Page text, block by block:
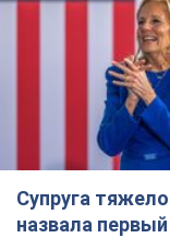
Супруга
назвала